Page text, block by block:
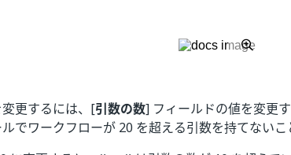
更するには、[引数の数] フィールドの値を変更
でワークフローが 20 を超える引数を持てないこ